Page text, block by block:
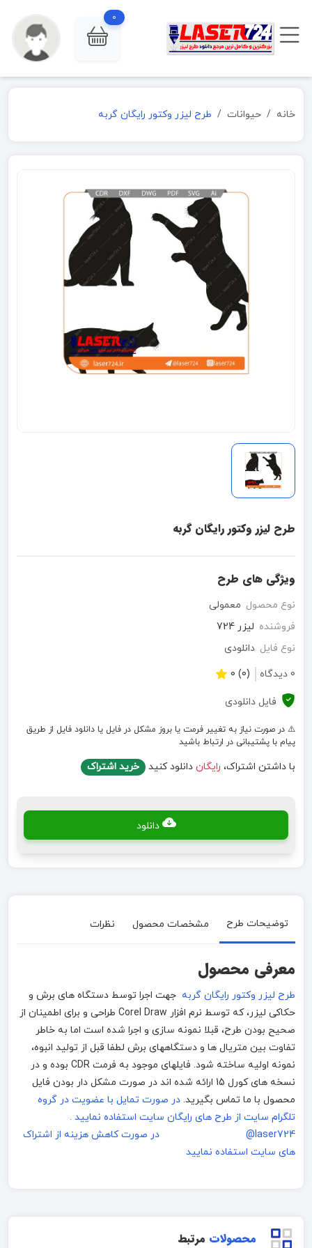
0
خانه حیوانات طرح لیزر وکتور رایگان گربه
طرح لیزر وکتور رایگان گربه
ویژگی های طرح
نوع محصول معمولی
فروشنده لیزر 724
نوع فایل دانلودی
0 دیدگاه
(0) 0
فایل دانلودی
⚠️ در صورت نیاز به تغییر فرمت یا بروز مشکل در فایل یا دانلود فایل از طریق
پیام با پشتیبانی در ارتباط باشید
با داشتن اشتراک، رایگان دانلود کنید خرید اشتراک
دانلود
توضیحات طرح مشخصات محصول نظرات
معرفی محصول
طرح لیزر وکتور رایگان گربه جهت اجرا توسط دستگاه های برش و
حکاکی لیزر، که توسط نرم افزار Corel Draw طراحی و برای اطمینان از
صحیح بودن طرح، قبلا نمونه سازی و اجرا شده است اما به خاطر
تفاوت بین متریال ها و دستگاههای برش لطفا قبل از تولید انبوه،
نمونه اولیه ساخته شود. فایلهای موجود به فرمت CDR بوده و در
نسخه های کورل 15 ارائه شده اند در صورت مشکل دار بودن فایل
محصول با ما تماس بگیرید. در صورت تمایل با عضویت در گروه
تلگرام سایت از طرح های رایگان سایت استفاده نمایید .
laser724@
در صورت کاهش هزینه از اشتراک
های سایت استفاده نمایید
محصولات مرتبط